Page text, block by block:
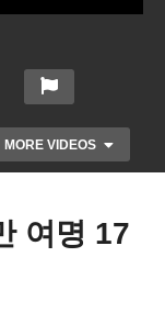
MORE VIDEOS
여명 17